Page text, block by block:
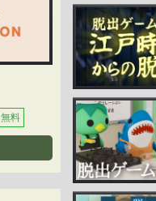
無料